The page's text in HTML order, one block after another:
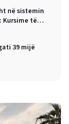
në sistemin
Kursime të
39 mijë